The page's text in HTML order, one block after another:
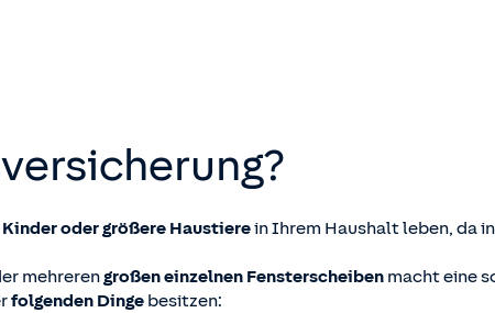
Kinder oder größere Haustierein Ihrem Haushalt leben, da
mehrerengroßen einzelnen Fensterscheiben macht eine
folgenden Dinge besitzen: